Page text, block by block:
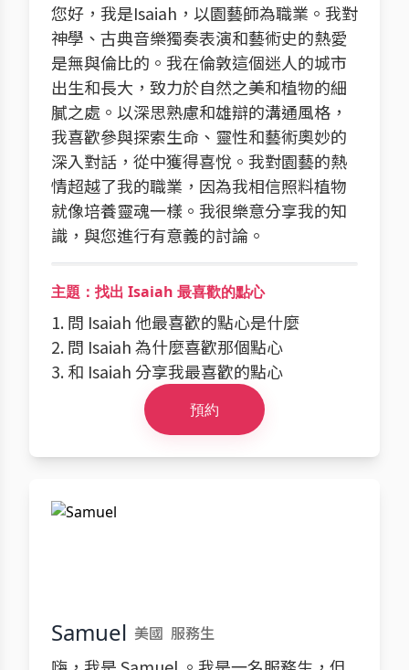
您好，我是Isaiah，以園藝師為職業。我對
神學、古典音樂獨奏表演和藝術史的熱愛
是無與倫比的。我在倫敦這個迷人的城市
出生和長大，致力於自然之美和植物的細
膩之處。以深思熟慮和雄辯的溝通風格，
我喜歡參與探索生命、靈性和藝術奧妙的
深入對話，從中獲得喜悅。我對園藝的熱
情超越了我的職業，因為我相信照料植物
就像培養靈魂一樣。我很樂意分享我的知
識，與您進行有意義的討論。
主題：找出 Isaiah 最喜歡的點心
1. 問 Isaiah 他最喜歡的點心是什麼
2. 問 Isaiah 為什麼喜歡那個點心
3. 和 Isaiah 分享我最喜歡的點心
預約
Samuel 美國 服務生